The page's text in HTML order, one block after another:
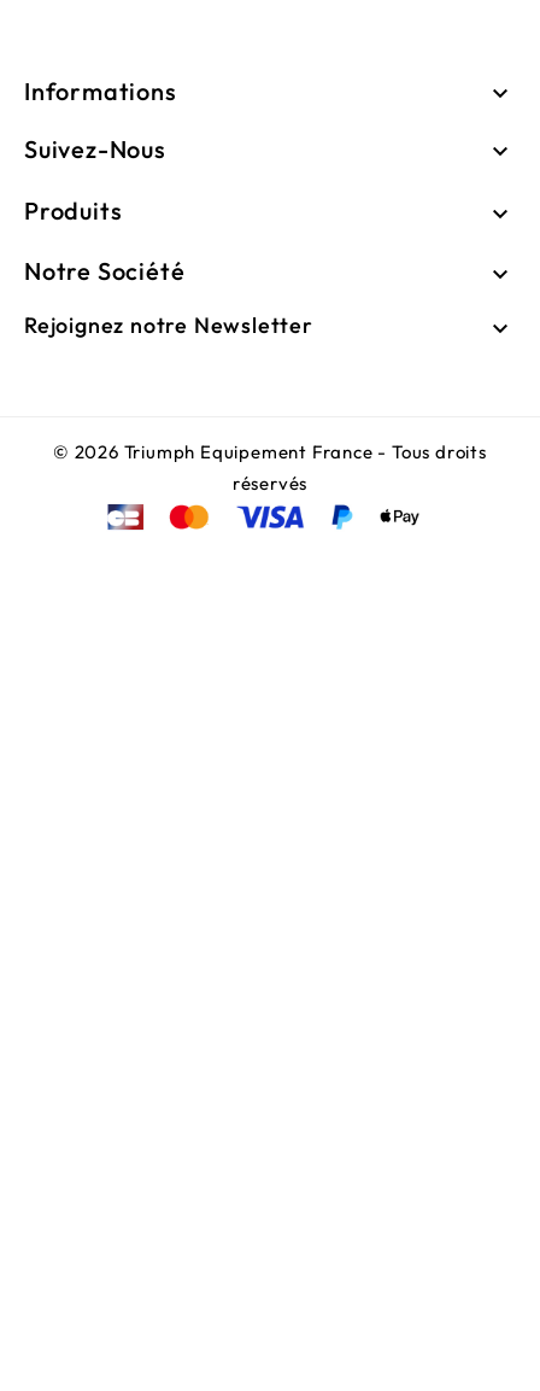
Informations 
Suivez-Nous 
Produits 
Notre Société 
Rejoignez notre Newsletter 
© 2026 Triumph Equipement France - Tous droits
réservés